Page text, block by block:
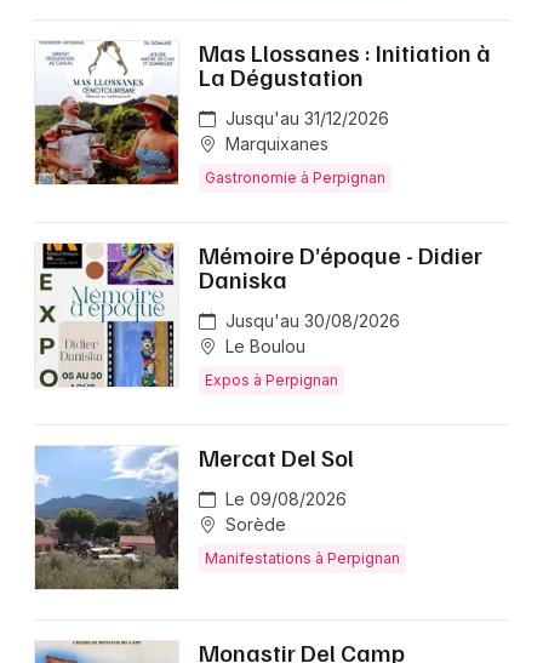
Mas Llossanes : Initiation à
La Dégustation
Jusqu'au 31/12/2026
Marquixanes
Gastronomie à Perpignan
Mémoire D’époque - Didier
Daniska
Jusqu'au 30/08/2026
Le Boulou
Expos à Perpignan
Mercat Del Sol
Le 09/08/2026
Sorède
Manifestations à Perpignan
Monastir Del Camp